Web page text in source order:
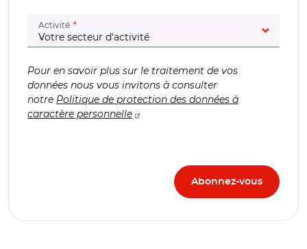
Activité (champ obligatoire)
Pour en savoir plus sur le traitement de vos
données nous vous invitons à consulter
notre Politique de protection des données à
caractère personnelle